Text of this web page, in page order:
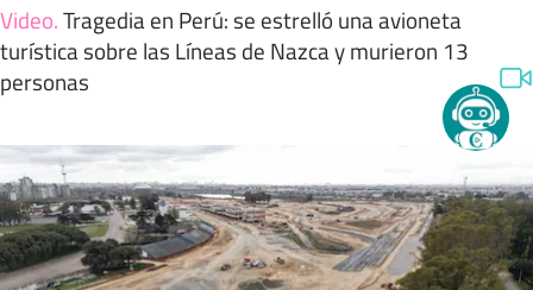
Video.Tragedia en Perú: se estrelló una avioneta
turística sobre las Líneas de Nazca y murieron 13
personas